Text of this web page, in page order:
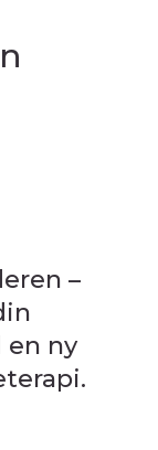
–
en ny